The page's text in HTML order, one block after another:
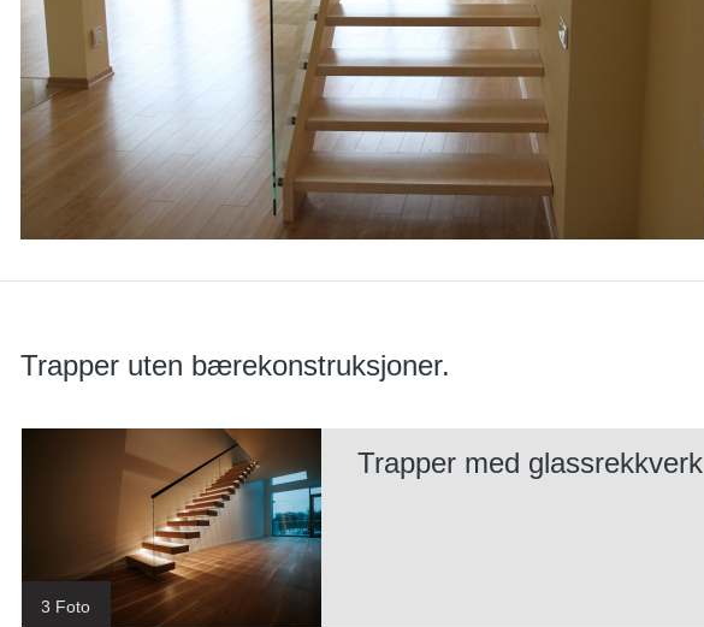
Trapper uten bærekonstruksjoner.
3 Foto
Trapper med glassrekkverk